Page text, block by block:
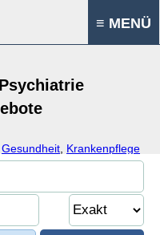
≡ MENÜ
Gesundheit Krankenpflege